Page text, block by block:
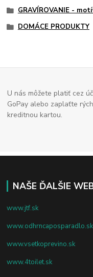
GRAVÍROVANIE -
DOMÁCE PRODUKTY
U nás môžete platiť cez
GoPay alebo zaplaťte
kreditnou kartou.
NAŠE ĎALŠIE
www.jtf.sk
www.odhrncaposparadlo.sk
www.vsetkoprevino.sk
www.4toilet.sk